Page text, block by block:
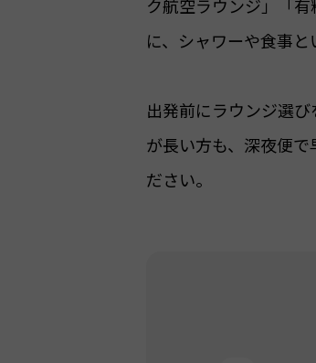
ク航空ラウンジ」「
に、シャワーや食事
出発前にラウンジ選
が長い方も、深夜便
ださい。